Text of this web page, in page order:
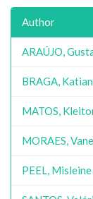
Author
ARAÚJO,
BRAGA,
MATOS,
MORAES,
PEEL,